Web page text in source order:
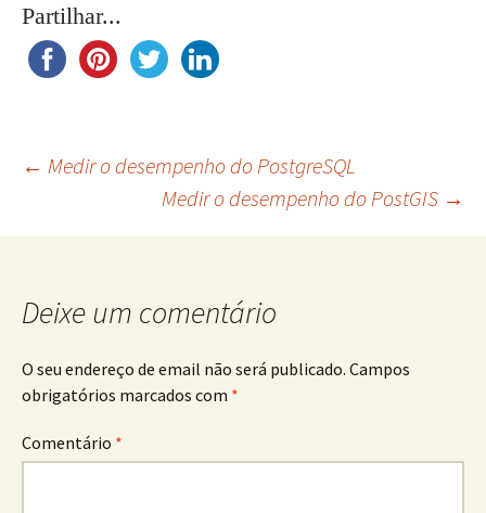
Partilhar...
Navegação
de
artigos
← Medir o desempenho do PostgreSQL
Medir o desempenho do PostGIS →
Deixe um comentário
O seu endereço de email não será publicado. Campos
obrigatórios marcados com *
Comentário *